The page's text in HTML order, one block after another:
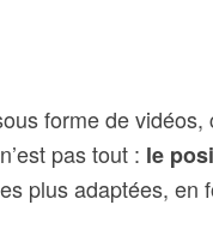
forme de
pas tout : le
plus adaptées, en